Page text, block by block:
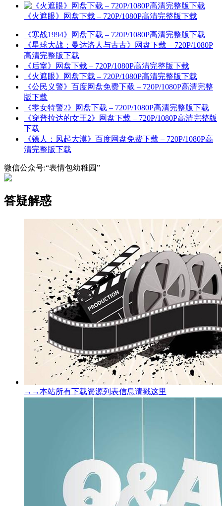
《火遮眼》网盘下载 – 720P/1080P高清完整版下载
《寒战1994》网盘下载 – 720P/1080P高清完整版下载
《星球大战：曼达洛人与古古》网盘下载 – 720P/1080P
高清完整版下载
《后室》网盘下载 – 720P/1080P高清完整版下载
《火遮眼》网盘下载 – 720P/1080P高清完整版下载
《公民义警》百度网盘免费下载 – 720P/1080P高清完整
版下载
《零女特警2》网盘下载 – 720P/1080P高清完整版下载
《穿普拉达的女王2》网盘下载 – 720P/1080P高清完整版
下载
《镖人：风起大漠》百度网盘免费下载 – 720P/1080P高
清完整版下载
微信公众号:“表情包幼稚园”
答疑解惑
→→本站所有下载资源列表信息请戳这里